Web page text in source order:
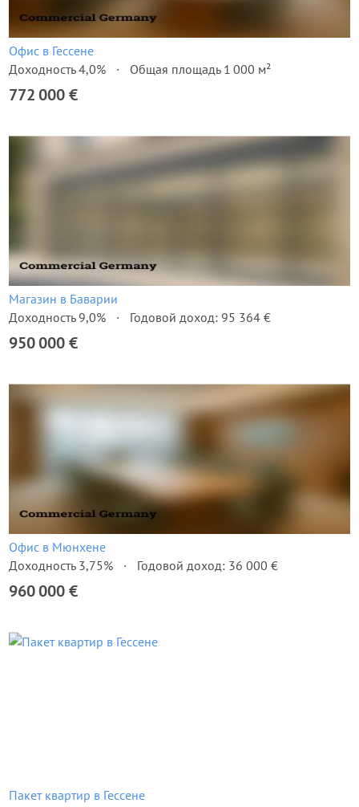
Офис в Гессене
Доходность 4,0%
Общая площадь 1 000 м²
772 000 €
Магазин в Баварии
Доходность 9,0%
Годовой доход: 95 364 €
950 000 €
Офис в Мюнхене
Доходность 3,75%
Годовой доход: 36 000 €
960 000 €
Пакет квартир в Гессене